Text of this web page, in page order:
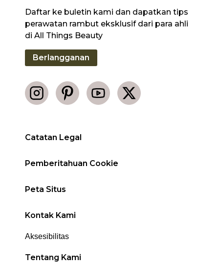
Catatan Legal
Pemberitahuan Cookie
Peta Situs
Kontak Kami
Aksesibilitas
Tentang Kami
Daftar ke buletin kami dan dapatkan tips
perawatan rambut eksklusif dari para ahli
di All Things Beauty
Berlangganan